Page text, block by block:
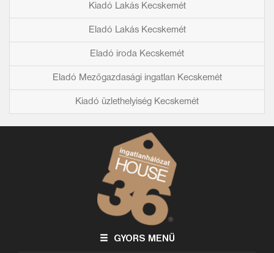
Kiadó Lakás Kecskemét
Eladó Lakás Kecskemét
Eladó iroda Kecskemét
Eladó Mezőgazdasági ingatlan Kecskemét
Kiadó üzlethelyiség Kecskemét
GYORS MENÜ